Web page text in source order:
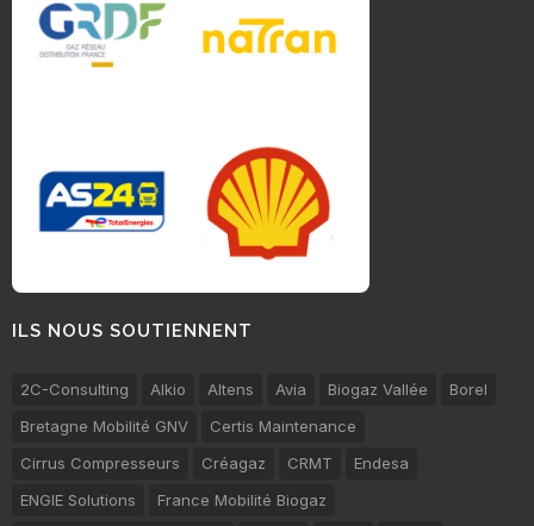
ILS NOUS SOUTIENNENT
2C-Consulting Alkio Altens Avia Biogaz Vallée
Borel
Bretagne Mobilité GNV
Certis Maintenance
Cirrus Compresseurs
Créagaz CRMT
Endesa
ENGIE Solutions
France Mobilité Biogaz